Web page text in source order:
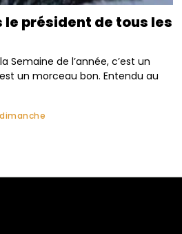
le président de tous les
Semaine de l’année, c’est un
un morceau bon. Entendu au